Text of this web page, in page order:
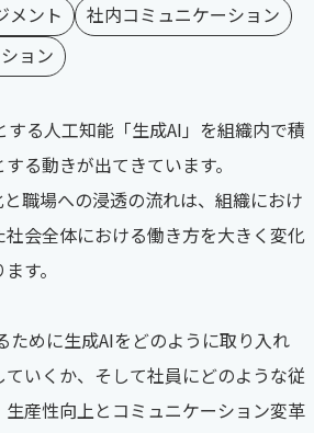
メント
社内コミュニケーション
ョン
する人工知能「生成AI」を組織内で積
る動きが出てきています。
職場への浸透の流れは、組織におけ
会全体における働き方を大きく変化
す。
ために生成AIをどのように取り入れ
いくか、そして社員にどのような従
産性向上とコミュニケーション変革